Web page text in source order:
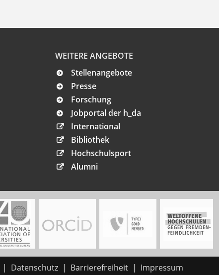
WEITERE ANGEBOTE
Stellenangebote
Presse
Forschung
Jobportal der h_da
International
Bibliothek
Hochschulsport
Alumni
Datenschutz Barrierefreiheit Impressum